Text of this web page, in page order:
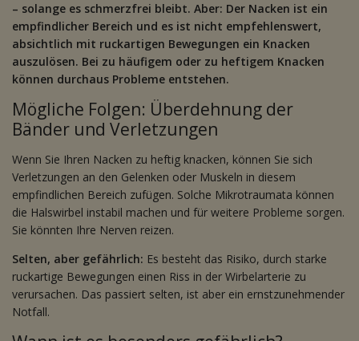
– solange es schmerzfrei bleibt. Aber: Der Nacken ist ein
empfindlicher Bereich und es ist nicht empfehlenswert,
absichtlich mit ruckartigen Bewegungen ein Knacken
auszulösen. Bei zu häufigem oder zu heftigem Knacken
können durchaus Probleme entstehen.
Mögliche Folgen: Überdehnung der
Bänder und Verletzungen
Wenn Sie Ihren Nacken zu heftig knacken, können Sie sich
Verletzungen an den Gelenken oder Muskeln in diesem
empfindlichen Bereich zufügen. Solche Mikrotraumata können
die Halswirbel instabil machen und für weitere Probleme sorgen.
Sie könnten Ihre Nerven reizen.
Selten, aber gefährlich: Es besteht das Risiko, durch starke
ruckartige Bewegungen einen Riss in der Wirbelarterie zu
verursachen. Das passiert selten, ist aber ein ernstzunehmender
Notfall.